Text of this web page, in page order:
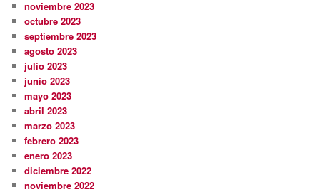
noviembre 2023
octubre 2023
septiembre 2023
agosto 2023
julio 2023
junio 2023
mayo 2023
abril 2023
marzo 2023
febrero 2023
enero 2023
diciembre 2022
noviembre 2022